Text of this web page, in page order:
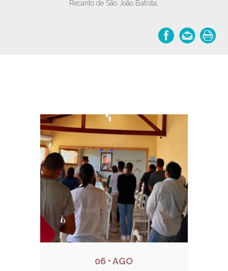
Recanto de São João Batista,
Notícias relacionadas
06 • AGO